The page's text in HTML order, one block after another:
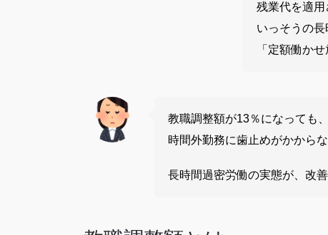
残業代を適用
いっそうの長
「定額働か
教職調整額が13％になっても、
時間外勤務に歯止めがかから
長時間過密労働の実態が、改